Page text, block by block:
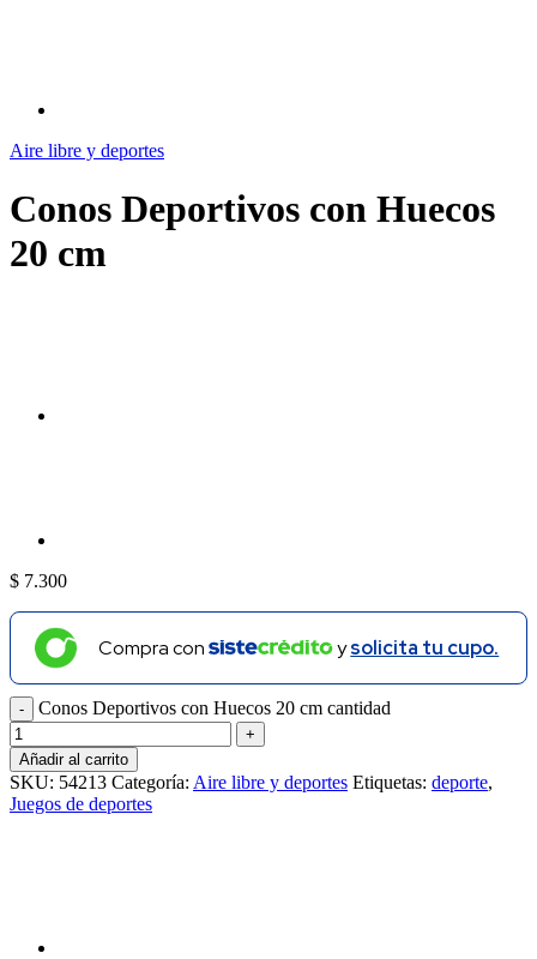
Aire libre y deportes
Conos Deportivos con Huecos
20 cm
$ 7.300
Compra con ysolicita tu cupo.
Conos Deportivos con Huecos 20 cm cantidad
Añadir al carrito
SKU: 54213 Categoría: Aire libre y deportes Etiquetas: deporte,
Juegos de deportes